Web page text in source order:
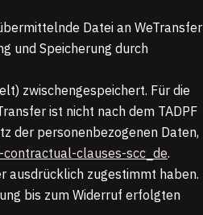
Datei an WeTransfer
und Speicherung durch
zwischengespeichert. Für die
ist nicht nach dem TADPF
der personenbezogenen Daten,
clauses-scc_de.
ausdrücklich zugestimmt haben.
bis zum Widerruf erfolgten